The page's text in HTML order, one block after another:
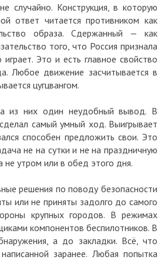
Конструкция, в которую
ответ читается противником как
образа. Сдержанный — как
того, что Россия признала
Это и есть главное свойство
Любое движение засчитывается в
цугцвангом.
из них один неудобный вывод. В
самый умный ход. Выигрывает
способен предложить свои. Это
не на сутки и не на праздничную
утром или в обед этого дня.
решения по поводу безопасности
или не приняты задолго до самого
крупных городов. В режимах
компонентов беспилотников. В
а до закладки. Всё, что
заранее. Любая попытка